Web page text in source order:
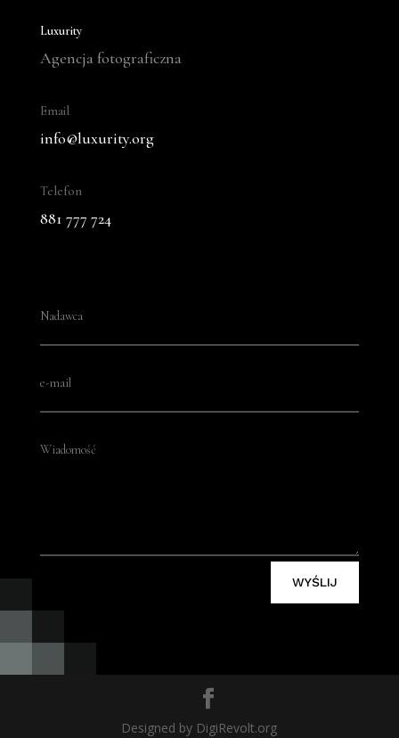
Luxurity
Agencja fotograficzna
Email
info@luxurity.org
Telefon
881 777 724
WYŚLIJ
Designed by DigiRevolt.org